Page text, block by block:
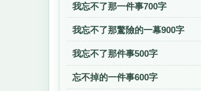
我忘不了那一件事700字
我忘不了那驚險的一幕900字
我忘不了那件事500字
忘不掉的一件事600字